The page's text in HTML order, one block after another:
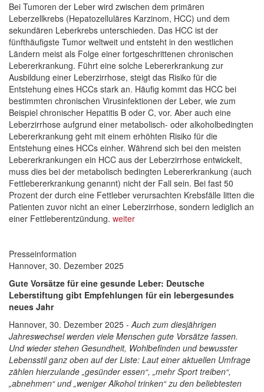
Bei Tumoren der Leber wird zwischen dem primären
Leberzellkrebs (Hepatozelluläres Karzinom, HCC) und dem
sekundären Leberkrebs unterschieden. Das HCC ist der
fünfthäufigste Tumor weltweit und entsteht in den westlichen
Ländern meist als Folge einer fortgeschrittenen chronischen
Lebererkrankung. Führt eine solche Lebererkrankung zur
Ausbildung einer Leberzirrhose, steigt das Risiko für die
Entstehung eines HCCs stark an. Häufig kommt das HCC bei
bestimmten chronischen Virusinfektionen der Leber, wie zum
Beispiel chronischer Hepatitis B oder C, vor. Aber auch eine
Leberzirrhose aufgrund einer metabolisch- oder alkoholbedingten
Lebererkrankung geht mit einem erhöhten Risiko für die
Entstehung eines HCCs einher. Während sich bei den meisten
Lebererkrankungen ein HCC aus der Leberzirrhose entwickelt,
muss dies bei der metabolisch bedingten Lebererkrankung (auch
Fettlebererkrankung genannt) nicht der Fall sein. Bei fast 50
Prozent der durch eine Fettleber verursachten Krebsfälle litten die
Patienten zuvor nicht an einer Leberzirrhose, sondern lediglich an
einer Fettleberentzündung. weiter
Presseinformation
Hannover, 30. Dezember 2025
Gute Vorsätze für eine gesunde Leber: Deutsche
Leberstiftung gibt Empfehlungen für ein lebergesundes
neues Jahr
Hannover, 30. Dezember 2025 -Auch zum diesjährigen
Jahreswechsel werden viele Menschen gute Vorsätze fassen.
Und wieder stehen Gesundheit, Wohlbefinden und bewusster
Lebensstil ganz oben auf der Liste: Laut einer aktuellen Umfrage
zählen hierzulande „gesünder essen“, „mehr Sport treiben“,
„abnehmen“ und „weniger Alkohol trinken“ zu den beliebtesten